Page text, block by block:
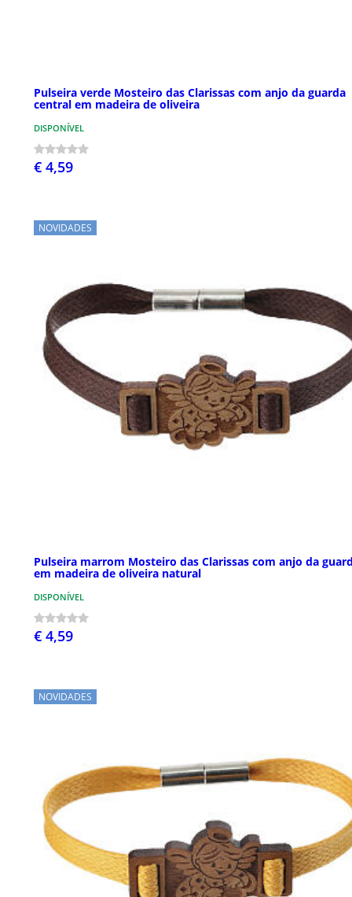
Pulseira verde Mosteiro das Clarissas com anjo da guarda
central em madeira de oliveira
DISPONÍVEL
€ 4,59
NOVIDADES
Pulseira marrom Mosteiro das Clarissas com anjo da
em madeira de oliveira natural
DISPONÍVEL
€ 4,59
NOVIDADES